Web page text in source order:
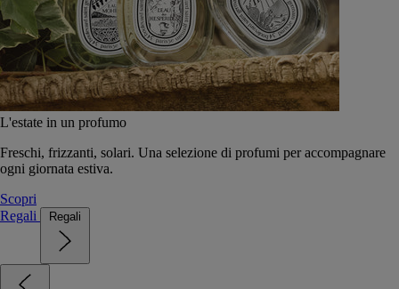
L'estate in un profumo
Freschi, frizzanti, solari. Una selezione di profumi per accompagnare
ogni giornata estiva.
Scopri
Regali
Regali